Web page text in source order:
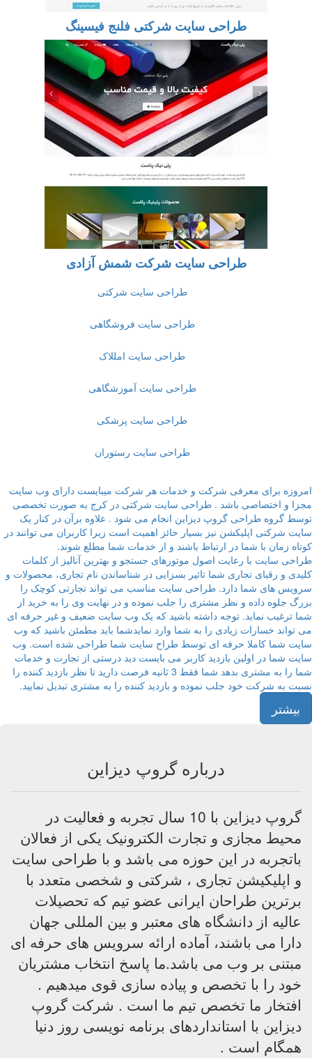
طراحی سایت شرکتی فلنج فیسینگ
طراحی سایت شرکت شمش آزادی
طراحی سایت شرکتی
طراحی سایت فروشگاهی
طراحی سایت امللاک
طراحی سایت آموزشگاهی
طراحی سایت پزشکی
طراحی سایت رستوران
برای معرفی شرکت و خدمات هر شرکت میبایست دارای وب سایت
و اختصاصی باشد . طراحی سایت شرکتی در کرج به صورت تخصصی
گروه طراحی گروپ دیزاین انجام می شود . علاوه برآن در کنار یک
شرکتی اپلیکشن نیز بسیار حائز اهمیت است زیرا کاربران می توانند در
زمان با شما در ارتباط باشند و از خدمات شما مطلع شوند.
سایت با رعایت اصول موتورهای جستجو و بهترین آنالیز از کلمات
و رقبای تجاری شما تاثیر بسزایی در شناساندن نام تجاری، محصولات و
های شما دارد. طراحی سایت مناسب می تواند تجارتی کوچک را
جلوه داده و نظر مشتری را جلب نموده و در نهایت وی را به خرید از
ترغیب نماید. توجه داشته باشید که یک وب سایت ضعیف و غیر حرفه ای
تواند خسارات زیادی را به شما وارد نمایدشما باید مطمئن باشید که وب
شما کاملا حرفه ای توسط طراح سایت شما طراحی شده است. وب
شما در اولین بازدید کاربر می بایست دید درستی از تجارت و خدمات
شما را به مشتری بدهد شما فقط 3 ثانیه فرصت دارید تا نظر بازدید کننده را
به شرکت خود جلب نموده و بازدید کننده را به مشتری تبدیل نمایید.
بیشتر
درباره گروپ دیزاین
گروپ دیزاین با 10 سال تجربه و فعالیت در
محیط مجازی و تجارت الکترونیک یکی از فعالان
باتجربه در این حوزه می باشد و با طراحی سایت
و اپلیکیشن تجاری ، شرکتی و شخصی متعدد با
برترین طراحان ایرانی عضو تیم که تحصیلات
عالیه از دانشگاه های معتبر و بین المللی جهان
دارا می باشند، آماده ارائه سرویس های حرفه ای
مبتنی بر وب می باشد.ما پاسخ انتخاب مشتریان
خود را با تخصص و پیاده سازی قوی میدهیم .
افتخار ما تخصص تیم ما است . شرکت گروپ
دیزاین با استانداردهای برنامه نویسی روز دنیا
همگام است .